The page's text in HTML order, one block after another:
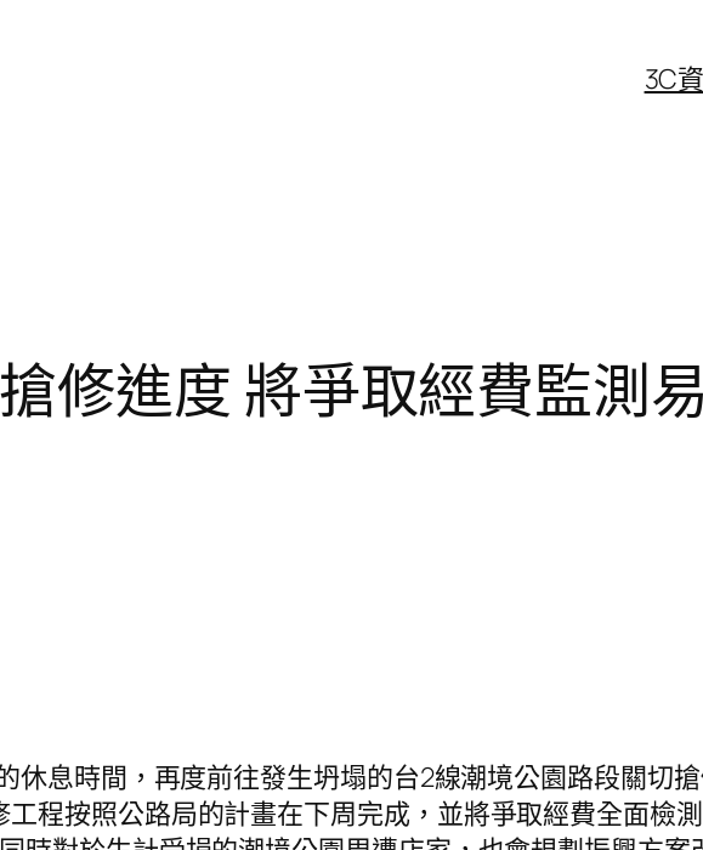
3C
修進度 將爭取經費監測
休息時間，再度前往發生坍塌的台2線潮境公園路段關切
程按照公路局的計畫在下周完成，並將爭取經費全面檢